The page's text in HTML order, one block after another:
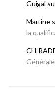
Guigal
Martine
la